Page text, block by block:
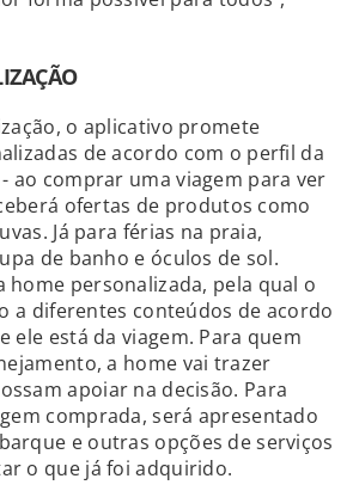
o aplicativo promete
de acordo com o perfil da
ao comprar uma viagem para ver
ofertas de produtos como
Já para férias na praia,
de banho e óculos de sol.
home personalizada, pela qual o
a diferentes conteúdos de acordo
ele está da viagem. Para quem
a home vai trazer
apoiar na decisão. Para
comprada, será apresentado
e outras opções de serviços
o que já foi adquirido.